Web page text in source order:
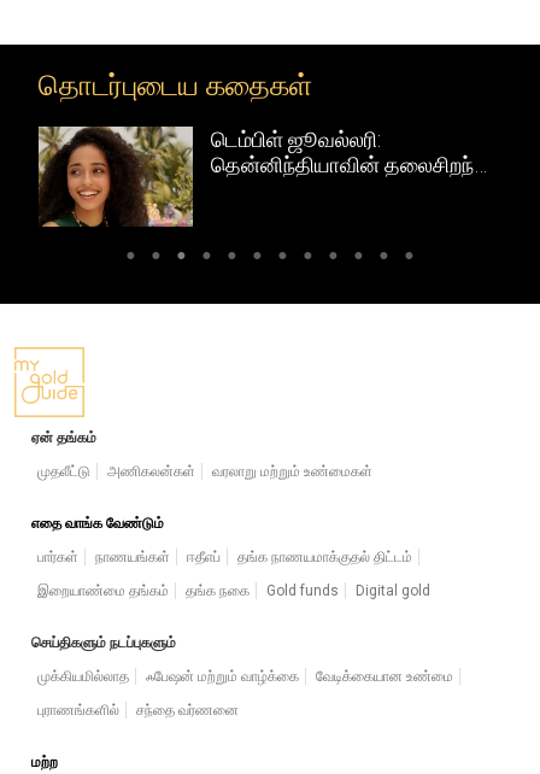
தொடர்புடைய கதைகள்
டெம்பிள் ஜூவல்லரி:
தென்னிந்தியாவின் தலைசிறந்த
ஏன் தங்கம்
முதலீட்டு
அணிகலன்கள் வரலாறு மற்றும் உண்மைகள்
எதை வாங்க வேண்டும்
பார்கள்
நாணயங்கள் ஈதீஎப்
தங்க நாணயமாக்குதல் திட்டம்
இறையாண்மை தங்கம்
தங்க நகை Gold funds Digital gold
செய்திகளும் நடப்புகளும்
முக்கியமில்லாத
ஃபேஷன் மற்றும் வாழ்க்கை
வேடிக்கையான உண்மை
புராணங்களில்
சந்தை வர்ணனை
மற்ற